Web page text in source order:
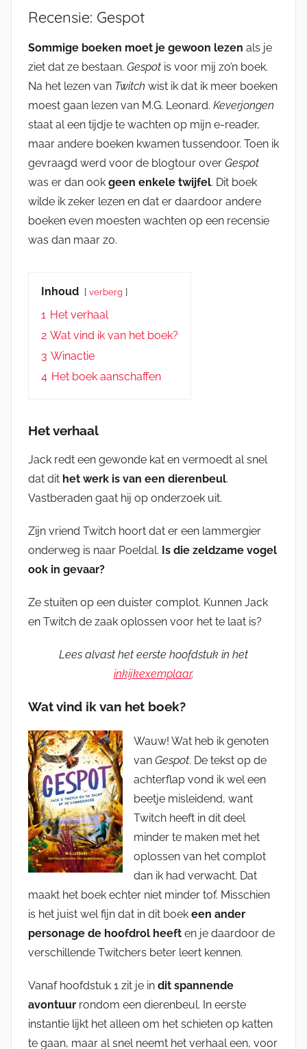
Recensie: Gespot
Sommige boeken moet je gewoon lezen als je
ziet dat ze bestaan. Gespot is voor mij zo’n boek.
Na het lezen van Twitch wist ik dat ik meer boeken
moest gaan lezen van M.G. Leonard. Keverjongen
staat al een tijdje te wachten op mijn e-reader,
maar andere boeken kwamen tussendoor. Toen ik
gevraagd werd voor de blogtour over Gespot
was er dan ook geen enkele twijfel. Dit boek
wilde ik zeker lezen en dat er daardoor andere
boeken even moesten wachten op een recensie
was dan maar zo.
Inhoud verberg
1 Het verhaal
2 Wat vind ik van het boek?
3 Winactie
4 Het boek aanschaffen
Het verhaal
Jack redt een gewonde kat en vermoedt al snel
dat dit het werk is van een dierenbeul.
Vastberaden gaat hij op onderzoek uit.
Zijn vriend Twitch hoort dat er een lammergier
onderweg is naar Poeldal. Is die zeldzame vogel
ook in gevaar?
Ze stuiten op een duister complot. Kunnen Jack
en Twitch de zaak oplossen voor het te laat is?
Lees alvast het eerste hoofdstuk in het
inkijkexemplaar.
Wat vind ik van het boek?
Wauw! Wat heb ik genoten
van Gespot. De tekst op de
achterflap vond ik wel een
beetje misleidend, want
Twitch heeft in dit deel
minder te maken met het
oplossen van het complot
dan ik had verwacht. Dat
maakt het boek echter niet minder tof. Misschien
is het juist wel fijn dat in dit boek een ander
personage de hoofdrol heeft en je daardoor de
verschillende Twitchers beter leert kennen.
Vanaf hoofdstuk 1 zit je in dit spannende
avontuur rondom een dierenbeul. In eerste
instantie lijkt het alleen om het schieten op katten
te gaan, maar al snel neemt het verhaal een, voor